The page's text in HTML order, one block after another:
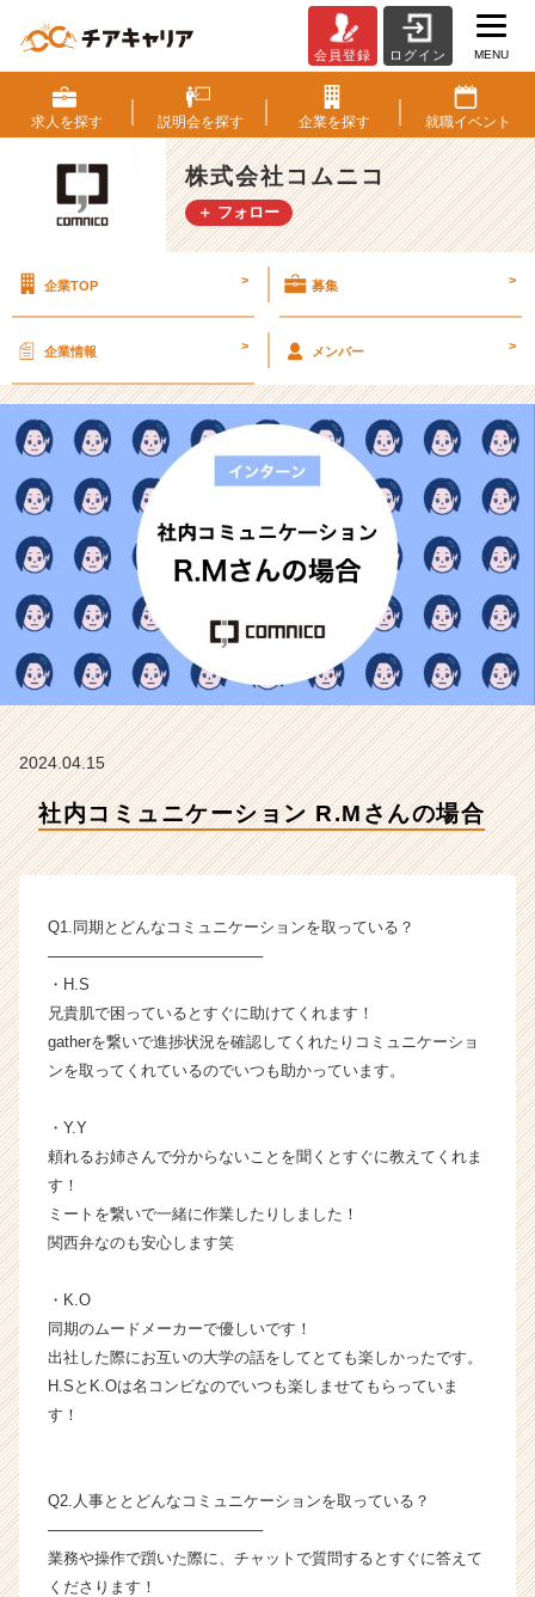
内
コ
ミ
ュ
ニ
ケ
ン
さ
ん
の
式
会
コ
ム
ニ
コ
ラ
ー・
成
長
ら
カ
ウ
届
就
活
チ
ャ
会員登録 ログイン MENU
求人を探す 説明会を探す 企業を探す 就職イベント
株式会社コムニコ
＋ フォロー
企業TOP > 募集 >
企業情報 > メンバー >
2024.04.15
社内コミュニケーション R.Mさんの場合
Q1.同期とどんなコミュニケーションを取っている？
────────────────────
・H.S
兄貴肌で困っているとすぐに助けてくれます！
gatherを繋いで進捗状況を確認してくれたりコミュニケーショ
ンを取ってくれているのでいつも助かっています。
・Y.Y
頼れるお姉さんで分からないことを聞くとすぐに教えてくれま
す！
ミートを繋いで一緒に作業したりしました！
関西弁なのも安心します笑
・K.O
同期のムードメーカーで優しいです！
出社した際にお互いの大学の話をしてとても楽しかったです。
H.SとK.Oは名コンビなのでいつも楽しませてもらっていま
す！
Q2.人事ととどんなコミュニケーションを取っている？
────────────────────
業務や操作で躓いた際に、チャットで質問するとすぐに答えて
くださります！